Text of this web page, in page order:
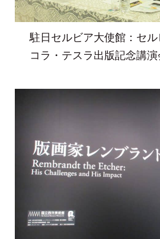
駐日セルビア大使館：セ
コラ・テスラ出版記念講